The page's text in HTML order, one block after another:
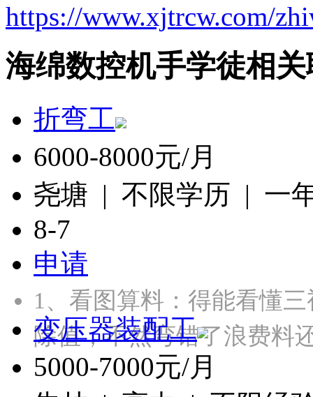
https://www.xjtrcw.com/
海绵数控机手学徒相
折弯工
6000-8000元/月
尧塘 | 不限学历 | 一
8-7
申请
1、‌看图算料‌：得能看懂
除值，不然弯错了浪费
变压器装配工
5000-7000元/月